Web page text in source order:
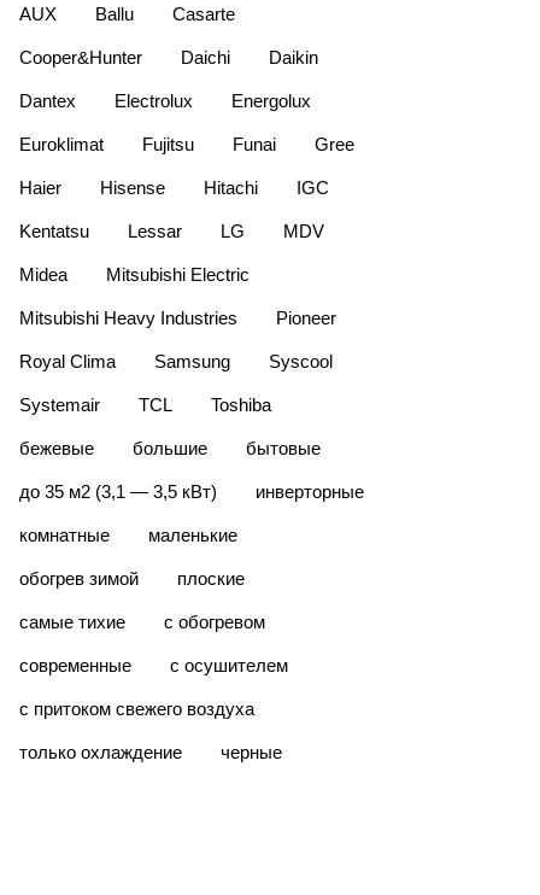
AUX Ballu Casarte
Cooper&Hunter Daichi Daikin
Dantex Electrolux Energolux
Euroklimat Fujitsu Funai Gree
Haier Hisense Hitachi IGC
Kentatsu Lessar LG MDV
Midea Mitsubishi Electric
Mitsubishi Heavy Industries Pioneer
Royal Clima Samsung Syscool
Systemair TCL Toshiba
бежевые большие бытовые
до 35 м2 (3,1 — 3,5 кВт) инверторные
комнатные маленькие
обогрев зимой плоские
самые тихие с обогревом
современные с осушителем
с притоком свежего воздуха
только охлаждение черные